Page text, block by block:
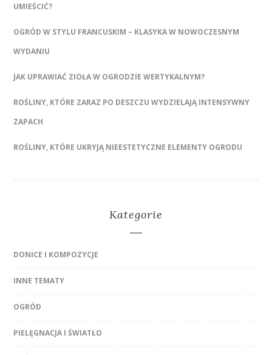
UMIEŚCIĆ?
OGRÓD W STYLU FRANCUSKIM – KLASYKA W NOWOCZESNYM
WYDANIU
JAK UPRAWIAĆ ZIOŁA W OGRODZIE WERTYKALNYM?
ROŚLINY, KTÓRE ZARAZ PO DESZCZU WYDZIELAJĄ INTENSYWNY
ZAPACH
ROŚLINY, KTÓRE UKRYJĄ NIEESTETYCZNE ELEMENTY OGRODU
Kategorie
DONICE I KOMPOZYCJE
INNE TEMATY
OGRÓD
PIELĘGNACJA I ŚWIATŁO